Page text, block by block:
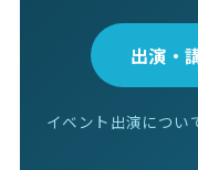
出演・
イベント出演につい